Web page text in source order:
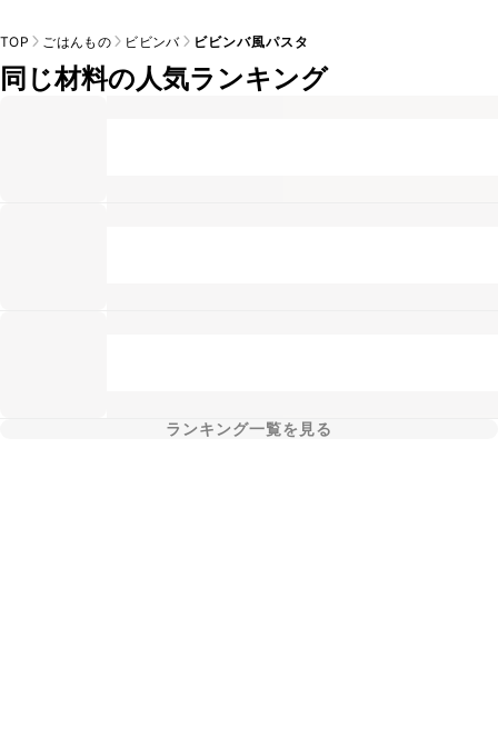
TOP ごはんもの ビビンバ ビビンバ風パスタ
同じ材料の人気ランキング
ランキング一覧を見る